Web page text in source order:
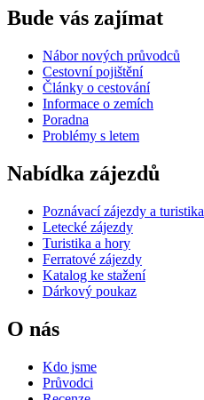
Bude vás zajímat
Nábor nových průvodců
Cestovní pojištění
Články o cestování
Informace o zemích
Poradna
Problémy s letem
Nabídka zájezdů
Poznávací zájezdy a turistika
Letecké zájezdy
Turistika a hory
Ferratové zájezdy
Katalog ke stažení
Dárkový poukaz
O nás
Kdo jsme
Průvodci